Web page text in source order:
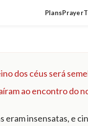
PlansPrayer
dos céus será
ao encontro do
eram insensatas, e